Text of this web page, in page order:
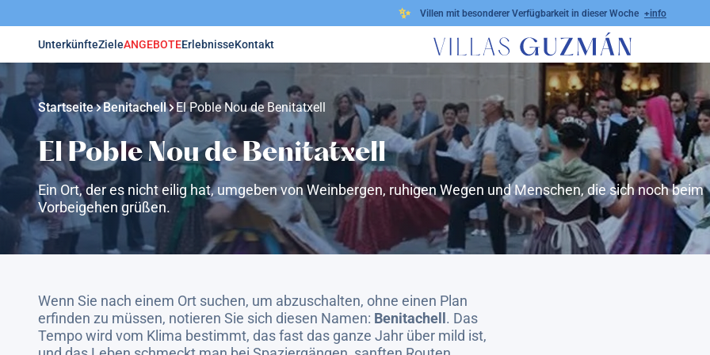
✨ Villen mit besonderer Verfügbarkeit in dieser Woche +info
UnterkünfteZieleANGEBOTEErlebnisseKontakt
Startseite Benitachell El Poble Nou de Benitatxell
El Poble Nou de Benitatxell
Ein Ort, der es nicht eilig hat, umgeben von Weinbergen, ruhigen Wegen und Menschen, die sich noch beim
Vorbeigehen grüßen.
Wenn Sie nach einem Ort suchen, um abzuschalten, ohne einen Plan
erfinden zu müssen, notieren Sie sich diesen Namen: Benitachell . Das
Tempo wird vom Klima bestimmt, das fast das ganze Jahr über mild ist,